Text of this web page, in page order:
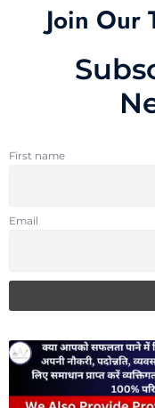
Join Our
First name
Email